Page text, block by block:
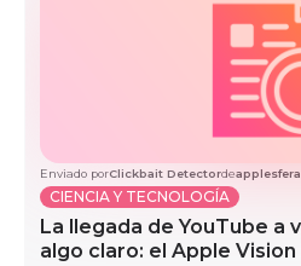
Enviado porClickbait Detectorde
CIENCIA Y TECNOLOGÍA
La llegada de YouTube a
algo claro: el Apple